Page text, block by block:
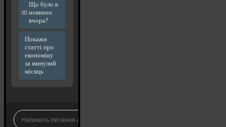
Що було в
новинах
вчора?
Покажи
статті про
економіку
за минулий
місяць